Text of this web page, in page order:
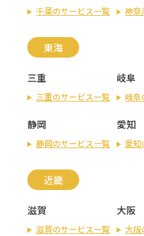
千葉のサービス一覧 神奈
東海
三重
三重のサービス一覧
岐阜
岐阜
静岡
静岡のサービス一覧
愛知
愛知
近畿
滋賀
滋賀のサービス一覧
大阪
大阪